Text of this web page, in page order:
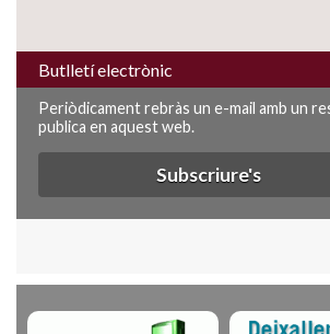
Butlletí electrònic
Periòdicament rebràs un e-mail amb un
publica en aquest web.
Subscriure's